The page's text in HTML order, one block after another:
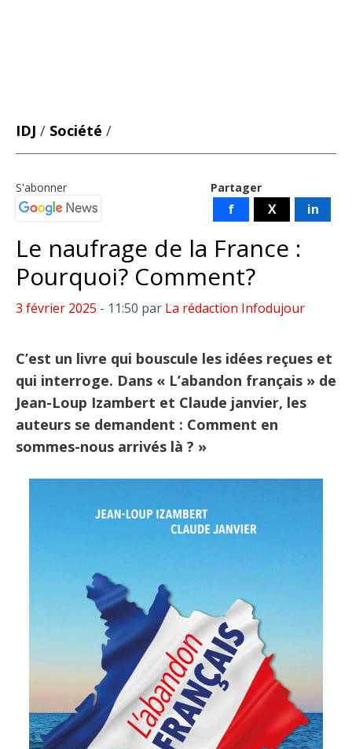
IDJ / Société /
Partager
f X in
S'abonner
Le naufrage de la France :
Pourquoi? Comment?
3 février 2025 - 11:50 par La rédaction Infodujour
C’est un livre qui bouscule les idées reçues et
qui interroge. Dans « L’abandon français » de
Jean-Loup Izambert et Claude janvier, les
auteurs se demandent : Comment en
sommes-nous arrivés là ? »